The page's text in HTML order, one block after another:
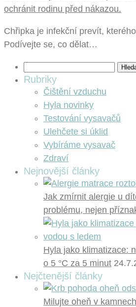
ochránit rodinu před nákazou.
Chřipka je infekční prevít,
Podívejte se, co dělat…
Vyhledávání
Rubriky
Čištění vzduchu
Hyla novinky
Testování vysavačů
Ulehčete si úklid
Vybíráme vysavač
Zdraví
Nejnovější články
Jak zmírnit alergie u
problému, nejen
Hyla jako klimatizace:
o 5 °C za 5 minut
Nejčtenější články
Milujte oheň v